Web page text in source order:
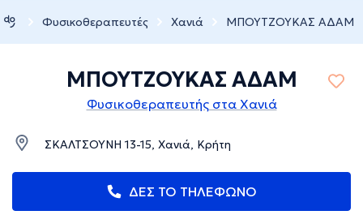
Φυσικοθεραπευτές Χανιά ΜΠΟΥΤΖΟΥΚΑΣ ΑΔΑΜ
ΜΠΟΥΤΖΟΥΚΑΣ ΑΔΑΜ
Φυσικοθεραπευτής στα Χανιά
ΣΚΑΛΤΣΟΥΝΗ 13-15, Χανιά, Κρήτη
ΔΕΣ ΤΟ ΤΗΛΕΦΩΝΟ